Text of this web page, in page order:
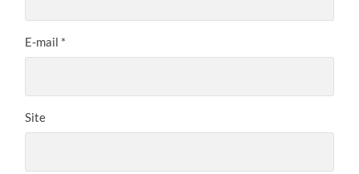
E-mail *
Site